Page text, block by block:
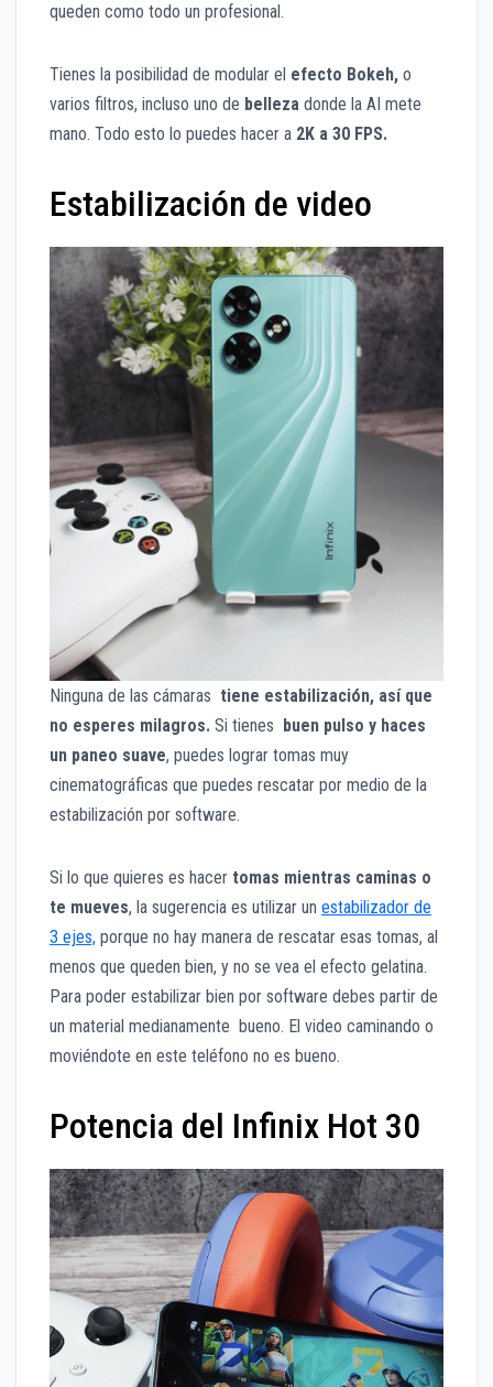
queden como todo un profesional.
Tienes la posibilidad de modular el efecto Bokeh, o
varios filtros, incluso uno de belleza donde la AI mete
mano. Todo esto lo puedes hacer a 2K a 30 FPS.
Estabilización de video
Ninguna de las cámaras tiene estabilización, así que
no esperes milagros. Si tienes buen pulso y haces
un paneo suave, puedes lograr tomas muy
cinematográficas que puedes rescatar por medio de la
estabilización por software.
Si lo que quieres es hacer tomas mientras caminas o
te mueves, la sugerencia es utilizar un estabilizador de
3 ejes, porque no hay manera de rescatar esas tomas, al
menos que queden bien, y no se vea el efecto gelatina.
Para poder estabilizar bien por software debes partir de
un material medianamente bueno. El video caminando o
moviéndote en este teléfono no es bueno.
Potencia del Infinix Hot 30